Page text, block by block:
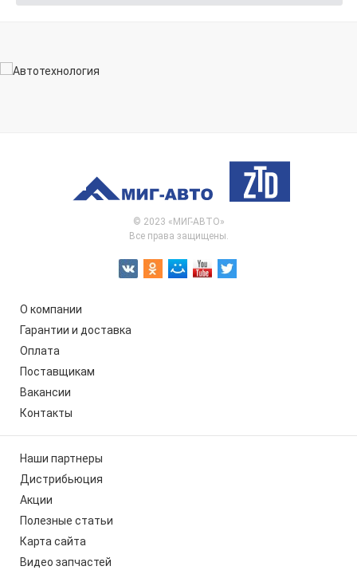
© 2023 «МИГ-АВТО»
Все права защищены.
О компании
Гарантии и доставка
Оплата
Поставщикам
Вакансии
Контакты
Наши партнеры
Дистрибьюция
Акции
Полезные статьи
Карта сайта
Видео запчастей